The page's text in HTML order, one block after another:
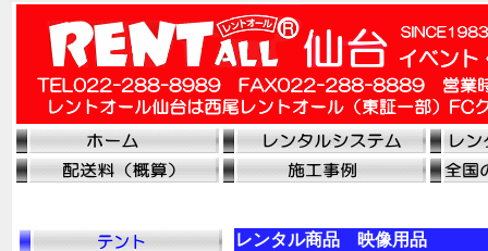
レンタル商品 映像用品